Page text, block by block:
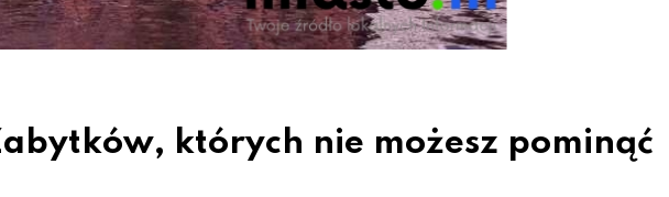
których nie możesz pominąć